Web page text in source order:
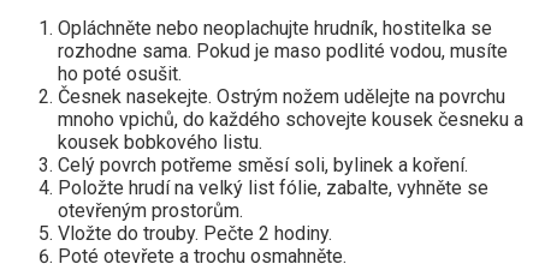
Opláchněte nebo neoplachujte hrudník, hostitelka se
rozhodne sama. Pokud je maso podlité vodou, musíte
ho poté osušit.
Česnek nasekejte. Ostrým nožem udělejte na povrchu
mnoho vpichů, do každého schovejte kousek česneku a
kousek bobkového listu.
Celý povrch potřeme směsí soli, bylinek a koření.
Položte hrudí na velký list fólie, zabalte, vyhněte se
otevřeným prostorům.
Vložte do trouby. Pečte 2 hodiny.
Poté otevřete a trochu osmahněte.